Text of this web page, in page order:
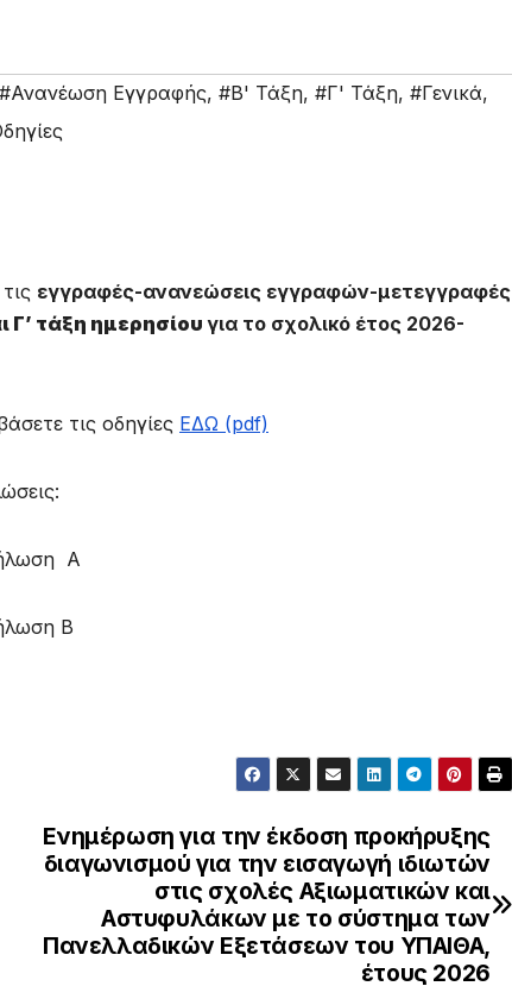
#Ανανέωση Εγγραφής, #Β' Τάξη, #Γ' Τάξη, #Γενικά,
εγγραφές-ανανεώσεις εγγραφών-μετεγγραφές
Γ’ τάξη ημερησίουγια το σχολικό έτος 2026-
τις οδηγίες ΕΔΩ (pdf)
Α
Β
Ενημέρωση για την έκδοση προκήρυξης
διαγωνισμού για την εισαγωγή ιδιωτών
στις σχολές Αξιωματικών και
Αστυφυλάκων με το σύστημα των
Πανελλαδικών Εξετάσεων του ΥΠΑΙΘΑ,
έτους 2026